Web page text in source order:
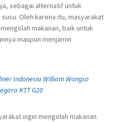
sebagai alternatif untuk
Oleh karena itu, masyarakat
makanan, baik untuk
maupun menjamin
Indonesia William Wongso
KTT G20
ingin mengolah makanan